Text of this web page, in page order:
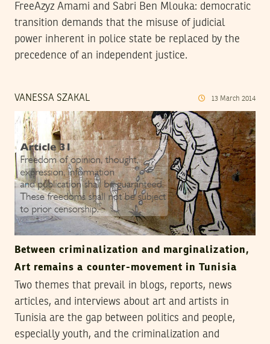
FreeAzyz Amami and Sabri Ben Mlouka: democratic
transition demands that the misuse of judicial
power inherent in police state be replaced by the
precedence of an independent justice.
VANESSA SZAKAL 13 March 2014
Between criminalization and marginalization,
Art remains a counter-movement in Tunisia
Two themes that prevail in blogs, reports, news
articles, and interviews about art and artists in
Tunisia are the gap between politics and people,
especially youth, and the criminalization and